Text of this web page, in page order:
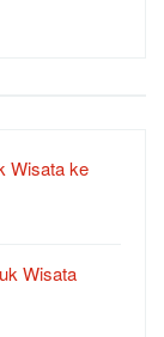
Wisata ke
Wisata